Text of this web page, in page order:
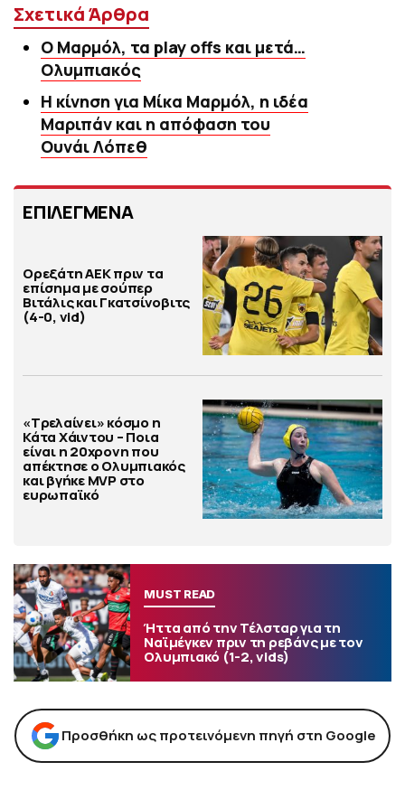
Σχετικά Άρθρα
Ο Μαρμόλ, τα play offs και μετά…
Ολυμπιακός
Η κίνηση για Μίκα Μαρμόλ, η ιδέα
Μαριπάν και η απόφαση του
Ουνάι Λόπεθ
ΕΠΙΛΕΓΜΕΝΑ
Ορεξάτη ΑΕΚ πριν τα
επίσημα με σούπερ
Βιτάλις και Γκατσίνοβιτς
(4-0, vid)
«Τρελαίνει» κόσμο η
Κάτα Χάιντου – Ποια
είναι η 20χρονη που
απέκτησε ο Ολυμπιακός
και βγήκε MVP στο
ευρωπαϊκό
MUST READ
Ήττα από την Τέλσταρ για τη
Ναϊμέγκεν πριν τη ρεβάνς με τον
Ολυμπιακό (1-2, vids)
Προσθήκη ως προτεινόμενη πηγή στη Google